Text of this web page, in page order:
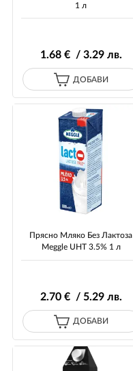
1 л
1.68€ / 3.29лв.
ДОБАВИ
Прясно Мляко Без Лактоза
Meggle UHT 3.5% 1 л
2.70€ / 5.29лв.
ДОБАВИ